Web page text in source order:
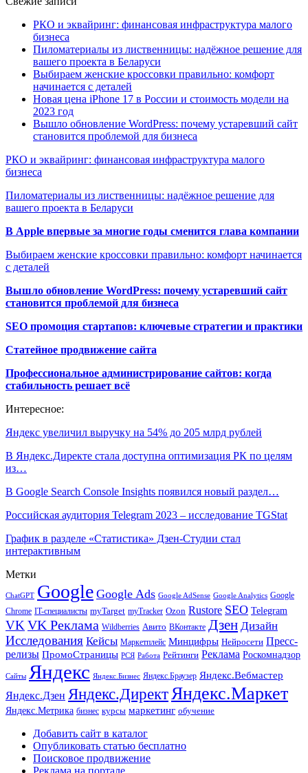
РКО и эквайринг: финансовая инфраструктура малого
бизнеса
Пиломатериалы из лиственницы: надёжное решение для
вашего проекта в Беларуси
Выбираем женские кроссовки правильно: комфорт
начинается с деталей
Новая цена iPhone 17 в России и стоимость модели на
2023 год
Вышло обновление WordPress: почему устаревший сайт
становится проблемой для бизнеса
РКО и эквайринг: финансовая инфраструктура малого
бизнеса
Пиломатериалы из лиственницы: надёжное решение для
вашего проекта в Беларуси
В Apple впервые за многие годы сменится глава компании
Выбираем женские кроссовки правильно: комфорт начинается
с деталей
Вышло обновление WordPress: почему устаревший сайт
становится проблемой для бизнеса
SEO промоция стартапов: ключевые стратегии и практики
Статейное продвижение сайта
Профессиональное администрирование сайтов: когда
стабильность решает всё
Интересное:
Яндекс увеличил выручку на 54% до 205 млрд рублей
В Яндекс.Директе стала доступна оптимизация РК по целям
из…
В Google Search Console Insights появился новый раздел…
Российская аудитория Telegram 2023 – исследование TGStat
График в разделе «Статистика» Дзен-Студии стал
интерактивным
Метки
ChatGPT Google Google Ads Google AdSense Google Analytics Google
Chrome IT-специалисты myTarget myTracker Ozon Rustore SEO Telegram
VK VK Реклама Wildberries Авито ВКонтакте Дзен Дизайн
Исследования Кейсы Маркетплейс Минцифры Нейросети Пресс-
релизы ПромоСтраницы РСЯ Работа Рейтинги Реклама Роскомнадзор
Сайты Яндекс Яндекс.Бизнес Яндекс.Браузер Яндекс.Вебмастер
Яндекс.Дзен Яндекс.ДиректЯндекс.Маркет
Яндекс.Метрика бизнес курсы маркетинг обучение
Добавить сайт в каталог
Опубликовать статью бесплатно
Поисковое продвижение
Реклама на портале